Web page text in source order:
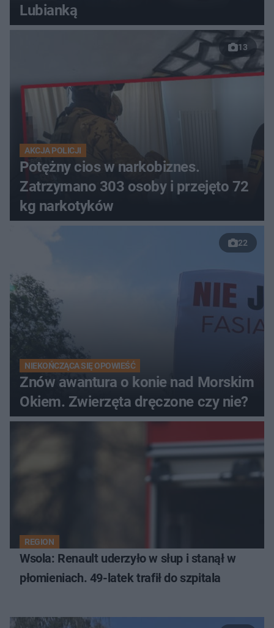
Lubianką
13
AKCJA POLICJI
Potężny cios w narkobiznes.
Zatrzymano 303 osoby i przejęto 72
kg narkotyków
22
NIEKOŃCZĄCA SIĘ OPOWIEŚĆ
Znów awantura o konie nad Morskim
Okiem. Zwierzęta dręczone czy nie?
REGION
Wsola: Renault uderzyło w słup i stanął w
płomieniach. 49-latek trafił do szpitala